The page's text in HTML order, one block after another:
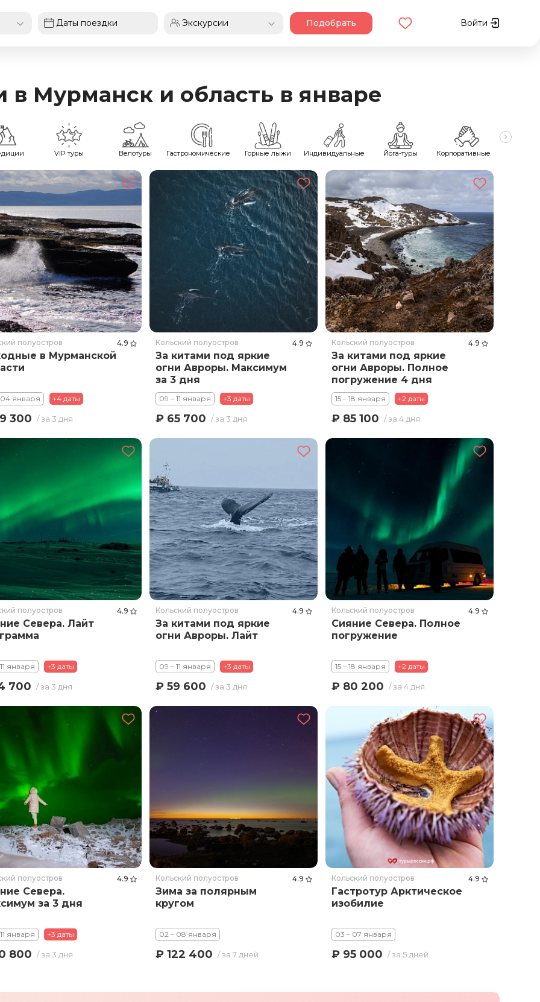
Подобрать Войти
в Мурманск и область в январе
VIP туры Велотуры Гастрономические Горные лыжи Индивидуальные Йога-туры Корпоративные
полуостров 4.9
в Мурманской
04 января +4 даты
300 / за 3 дня
Кольский полуостров 4.9
За китами под яркие
огни Авроры. Максимум
за 3 дня
09 – 11 января +3 даты
₽ 65 700 / за 3 дня
Кольский полуостров 4.9
За китами под яркие
огни Авроры. Полное
погружение 4 дня
15 – 18 января +2 даты
₽ 85 100 / за 4 дня
полуостров 4.9
Севера. Лайт
января +3 даты
700 / за 3 дня
Кольский полуостров 4.9
За китами под яркие
огни Авроры. Лайт
09 – 11 января +3 даты
₽ 59 600 / за 3 дня
Кольский полуостров 4.9
Сияние Севера. Полное
погружение
15 – 18 января +2 даты
₽ 80 200 / за 4 дня
полуостров 4.9
Севера.
за 3 дня
января +3 даты
800 / за 3 дня
Кольский полуостров 4.9
Зима за полярным
кругом
02 – 08 января
₽ 122 400 / за 7 дней
Кольский полуостров 4.9
Гастротур Арктическое
изобилие
03 – 07 января
₽ 95 000 / за 5 дней